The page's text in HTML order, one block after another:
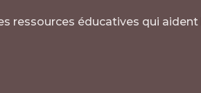
ressources éducatives qui